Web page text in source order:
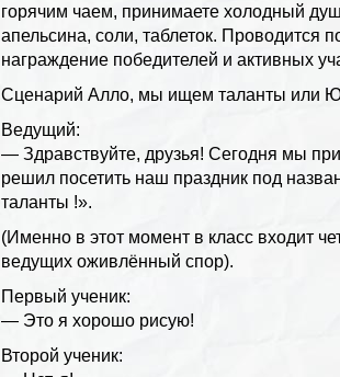
горячим чаем, принимаете холодный
апельсина, соли, таблеток. Проводится
награждение победителей и активных
Сценарий Алло, мы ищем таланты или
Ведущий:
— Здравствуйте, друзья! Сегодня мы
решил посетить наш праздник под
таланты !».
(Именно в этот момент в класс входит
ведущих оживлённый спор).
Первый ученик:
— Это я хорошо рисую!
Второй ученик: